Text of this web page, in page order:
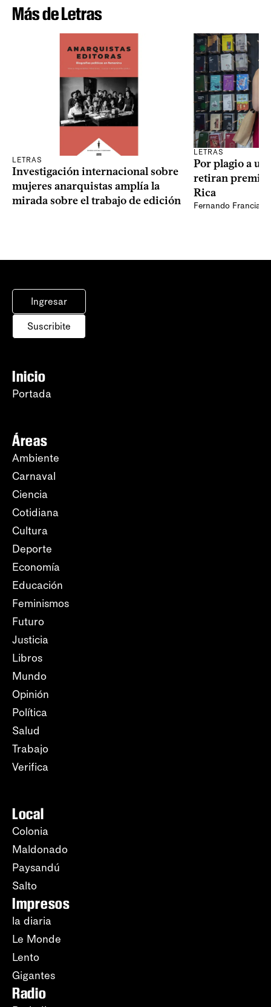
Más de Letras
LETRAS
Investigación internacional sobre
mujeres anarquistas amplía la
mirada sobre el trabajo de edición
LETRAS
Por plagio a
retiran premio
Rica
Fernando Francia,
Ingresar
Suscribite
Inicio
Portada
Áreas
Ambiente
Carnaval
Ciencia
Cotidiana
Cultura
Deporte
Economía
Educación
Feminismos
Futuro
Justicia
Libros
Mundo
Opinión
Política
Salud
Trabajo
Verifica
Local
Colonia
Maldonado
Paysandú
Salto
Impresos
la diaria
Le Monde
Lento
Gigantes
Radio